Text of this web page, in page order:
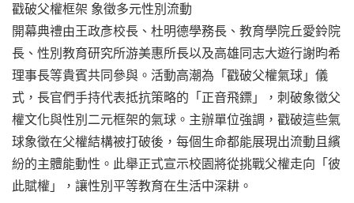
戳破父權框架 象徵多元性別流動
開幕典禮由王政彥校長、杜明德學務長、教育學院丘愛鈴院
長、性別教育研究所游美惠所長以及高雄同志大遊行謝昀希
理事長等貴賓共同參與。活動高潮為「戳破父權氣球」儀
式，長官們手持代表抵抗策略的「正音飛鏢」，刺破象徵父
權文化與性別二元框架的氣球。主辦單位強調，戳破這些氣
球象徵在父權結構被打破後，每個生命都能展現出流動且繽
紛的主體能動性。此舉正式宣示校園將從挑戰父權走向「彼
此賦權」，讓性別平等教育在生活中深耕。